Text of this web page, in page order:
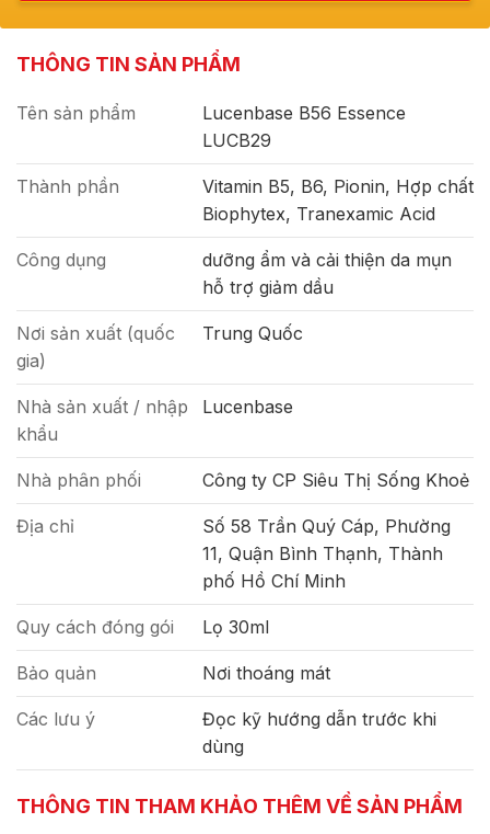
THÔNG TIN SẢN PHẨM
Tên sản phẩm
Lucenbase B56 Essence
LUCB29
Thành phần
Vitamin B5, B6, Pionin, Hợp chất
Biophytex, Tranexamic Acid
Công dụng
dưỡng ẩm và cải thiện da mụn
hỗ trợ giảm dầu
Nơi sản xuất (quốc
gia)
Trung Quốc
Nhà sản xuất / nhập
khẩu
Lucenbase
Nhà phân phối Công ty CP Siêu Thị Sống Khoẻ
Địa chỉ
Số 58 Trần Quý Cáp, Phường
11, Quận Bình Thạnh, Thành
phố Hồ Chí Minh
Quy cách đóng gói Lọ 30ml
Bảo quản Nơi thoáng mát
Các lưu ý
Đọc kỹ hướng dẫn trước khi
dùng
THÔNG TIN THAM KHẢO THÊM VỀ SẢN PHẨM